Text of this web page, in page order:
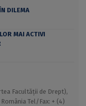
DILEMA
MAI ACTIVI
Facultății de Drept),
Tel/Fax: + (4)